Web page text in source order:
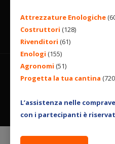
Attrezzature Enologiche
Costruttori (128)
Rivenditori (61)
Enologi (155)
Agronomi (51)
Progetta la tua cantina
L’assistenza nelle
con i partecipanti è
© 2026 ENGINEERING BY